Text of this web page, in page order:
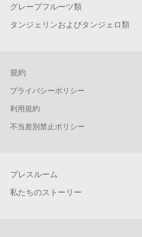
グレープフルーツ類
タンジェリンおよびタンジェロ類
規約
プライバシーポリシー
利用規約
不当差別禁止ポリシー
プレスルーム
私たちのストーリー